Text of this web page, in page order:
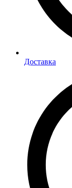
Доставка